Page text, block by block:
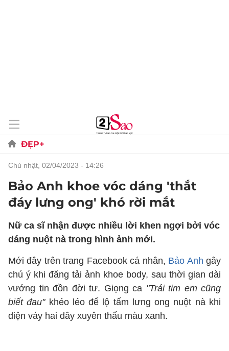
ĐẸP+
chủ nhật, 02/04/2023 - 14:26
Bảo Anh khoe vóc dáng 'thắt
đáy lưng ong' khó rời mắt
Nữ ca sĩ nhận được nhiều lời khen ngợi bởi vóc
dáng nuột nà trong hình ảnh mới.
Mới đây trên trang Facebook cá nhân, Bảo Anh gây
chú ý khi đăng tải ảnh khoe body, sau thời gian dài
vướng tin đồn đời tư. Giọng ca "Trái tim em cũng
biết đau" khéo léo để lộ tấm lưng ong nuột nà khi
diện váy hai dây xuyên thấu màu xanh.